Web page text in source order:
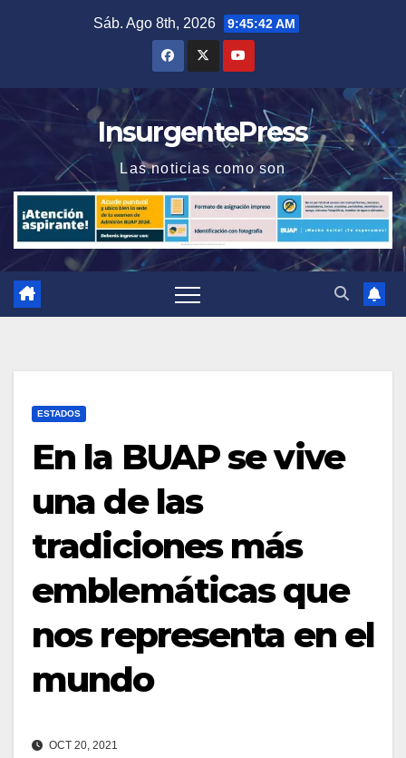
Sáb. Ago 8th, 2026 9:45:42 AM
InsurgentePress
Las noticias como son
ESTADOS
En la BUAP se vive
una de las
tradiciones más
emblemáticas que
nos representa en el
mundo
OCT 20, 2021